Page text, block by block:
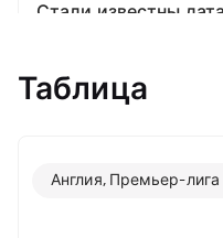
Стали известны
25-10-2022 | 19:08
TalkSport: Фьюри -
18-10-2022 | 22:22 •
Таблица
Англия, Премьер-лига